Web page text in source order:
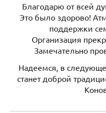
Благодарю от всей
Это было здорово!
поддержки
Организация
Замечательно
Надеемся, в
станет доброй